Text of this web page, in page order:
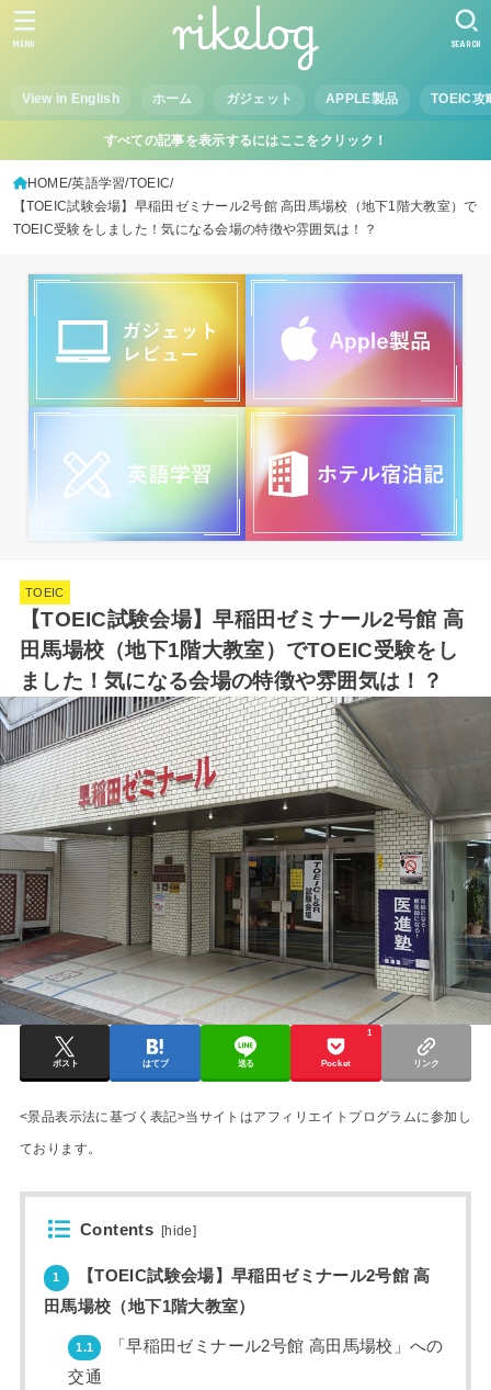
View in English ホーム ガジェット APPLE製品 TOEIC攻
SEARCH
MENU
すべての記事を表示するにはここをクリック！
HOME 英語学習
TOEIC
【TOEIC試験会場】早稲田ゼミナール2号館 高田馬場校（地下1階大教室）で
TOEIC受験をしました！気になる会場の特徴や雰囲気は！？
TOEIC
【TOEIC試験会場】早稲田ゼミナール2号館 高
田馬場校（地下1階大教室）でTOEIC受験をし
ました！気になる会場の特徴や雰囲気は！？
ポスト はてブ 送る Pocket
1
リンク
<景品表示法に基づく表記>当サイトはアフィリエイトプログラムに参加し
ております。
Contents [hide]
1
【TOEIC試験会場】早稲田ゼミナール2号館 高
田馬場校（地下1階大教室）
1.1
「早稲田ゼミナール2号館 高田馬場校」への
交通